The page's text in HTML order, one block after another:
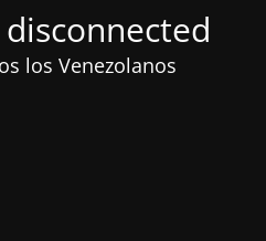
los Venezolanos